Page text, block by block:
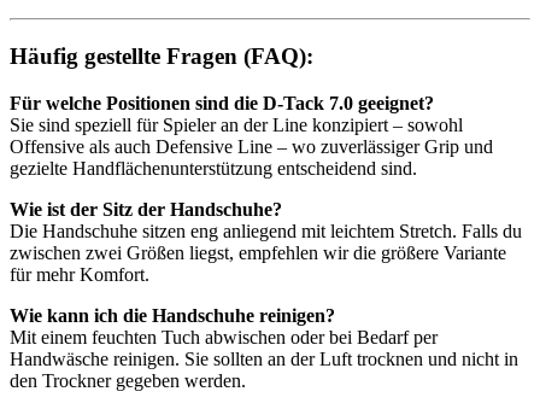
Häufig gestellte Fragen (FAQ):
Für welche Positionen sind die D-Tack 7.0 geeignet?
Sie sind speziell für Spieler an der Line konzipiert – sowohl
Offensive als auch Defensive Line – wo zuverlässiger Grip und
gezielte Handflächenunterstützung entscheidend sind.
Wie ist der Sitz der Handschuhe?
Die Handschuhe sitzen eng anliegend mit leichtem Stretch. Falls du
zwischen zwei Größen liegst, empfehlen wir die größere Variante
für mehr Komfort.
Wie kann ich die Handschuhe reinigen?
Mit einem feuchten Tuch abwischen oder bei Bedarf per
Handwäsche reinigen. Sie sollten an der Luft trocknen und nicht in
den Trockner gegeben werden.